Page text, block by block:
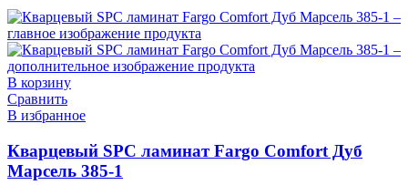
В корзину
Сравнить
В избранное
Кварцевый SPC ламинат Fargo Comfort Дуб
Марсель 385-1